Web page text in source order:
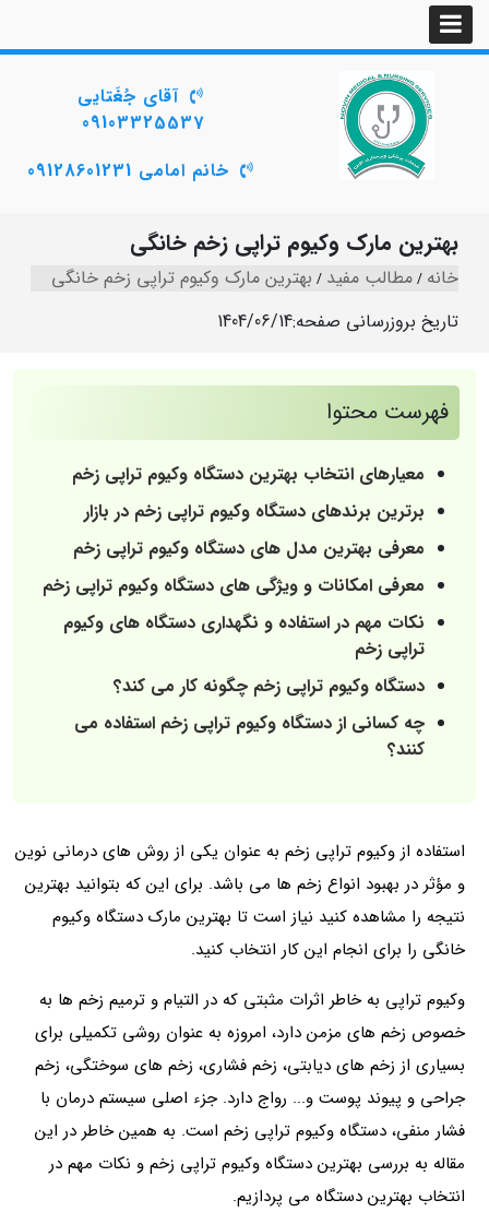
آقای جُغَتایی
09103325537
خانم امامی 09128601231
بهترین مارک وکیوم تراپی زخم خانگی
خانه مطالب مفید بهترین مارک وکیوم تراپی زخم خانگی
تاریخ بروزرسانی صفحه:1404/06/14
فهرست محتوا
معیارهای انتخاب بهترین دستگاه وکیوم تراپی زخم
برترین برندهای دستگاه وکیوم تراپی زخم در بازار
معرفی بهترین مدل های دستگاه وکیوم تراپی زخم
معرفی امکانات و ویژگی های دستگاه‌ وکیوم تراپی زخم
نکات مهم در استفاده و نگهداری دستگاه‌ های وکیوم
تراپی زخم
دستگاه وکیوم تراپی زخم چگونه کار می کند؟
چه کسانی از دستگاه وکیوم تراپی زخم استفاده می
کنند؟
استفاده از وکیوم تراپی زخم به عنوان یکی از روش های درمانی نوین
و مؤثر در بهبود انواع زخم ها می باشد. برای این که بتوانید بهترین
نتیجه را مشاهده کنید نیاز است تا بهترین مارک دستگاه وکیوم
خانگی را برای انجام این کار انتخاب کنید.
وکیوم تراپی به خاطر اثرات مثبتی که در التیام و ترمیم زخم ها به
خصوص زخم های مزمن دارد، امروزه به عنوان روشی تکمیلی برای
بسیاری از زخم های دیابتی، زخم فشاری، زخم های سوختگی، زخم
جراحی و پیوند پوست و... رواج دارد. جزء اصلی سیستم درمان با
فشار منفی، دستگاه وکیوم تراپی زخم است. به همین خاطر در این
مقاله به بررسی بهترین دستگاه وکیوم تراپی زخم و نکات مهم در
انتخاب بهترین دستگاه می پردازیم.